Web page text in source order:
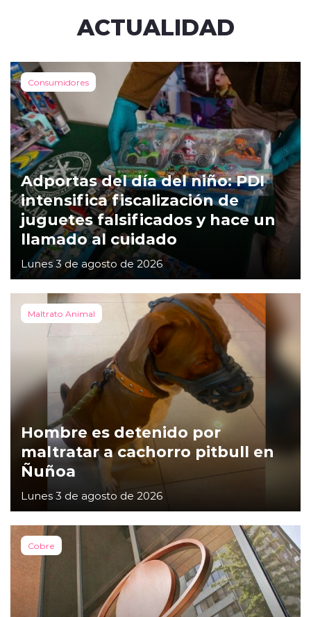
ACTUALIDAD
Consumidores
Adportas del día del niño: PDI
intensifica fiscalización de
juguetes falsificados y hace un
llamado al cuidado
Lunes 3 de agosto de 2026
Maltrato Animal
Hombre es detenido por
maltratar a cachorro pitbull en
Ñuñoa
Lunes 3 de agosto de 2026
Cobre